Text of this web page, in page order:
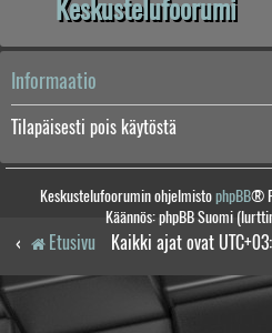
Keskustelufoorumi
Informaatio
Tilapäisesti pois käytöstä
Keskustelufoorumin ohjelmistophpBB®
Käännös: phpBB Suomi
Etusivu Kaikki ajat ovat